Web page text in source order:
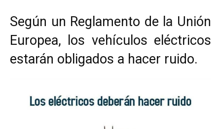
Según un Reglamento de la Unión
Europea, los vehículos eléctricos
estarán obligados a hacer ruido.